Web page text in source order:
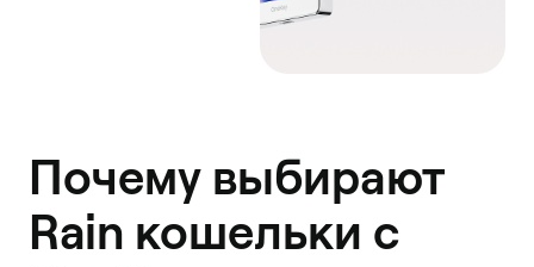
Почему выбирают
Rain кошельки с